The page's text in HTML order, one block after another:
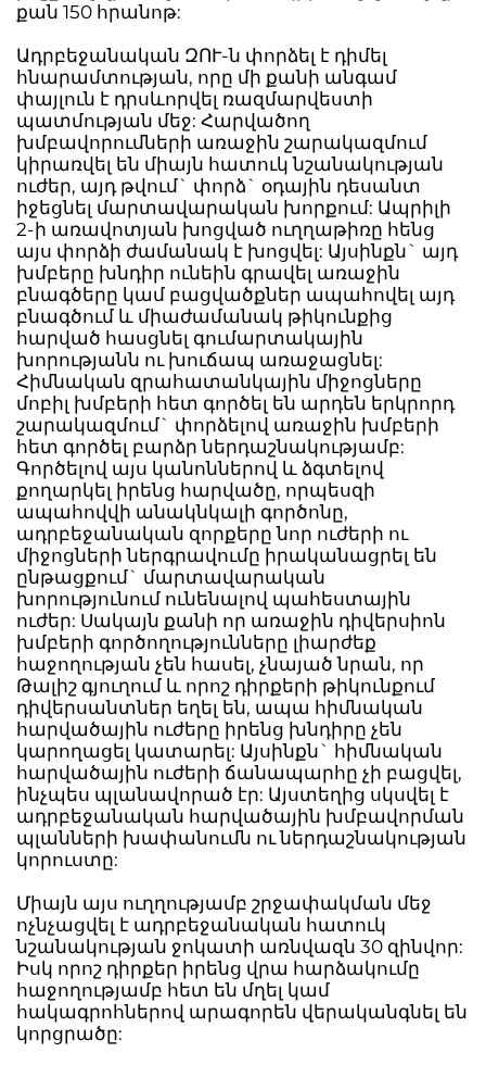
քան 150 հրանոթ:
Ադրբեջանական ԶՈՒ-ն փորձել է դիմել
հնարամտության, որը մի քանի անգամ
փայլուն է դրսևորվել ռազմարվեստի
պատմության մեջ: Հարվածող
խմբավորումների առաջին շարակազմում
կիրառվել են միայն հատուկ նշանակության
ուժեր, այդ թվում` փորձ` օդային դեսանտ
իջեցնել մարտավարական խորքում: Ապրիլի
2-ի առավոտյան խոցված ուղղաթիռը հենց
այս փորձի ժամանակ է խոցվել: Այսինքն` այդ
խմբերը խնդիր ունեին գրավել առաջին
բնագծերը կամ բացվածքներ ապահովել այդ
բնագծում և միաժամանակ թիկունքից
հարված հասցնել գումարտակային
խորությանն ու խուճապ առաջացնել:
Հիմնական զրահատանկային միջոցները
մոբիլ խմբերի հետ գործել են արդեն երկրորդ
շարակազմում` փորձելով առաջին խմբերի
հետ գործել բարձր ներդաշնակությամբ:
Գործելով այս կանոններով և ձգտելով
քողարկել իրենց հարվածը, որպեսզի
ապահովվի անակնկալի գործոնը,
ադրբեջանական զորքերը նոր ուժերի ու
միջոցների ներգրավումը իրականացրել են
ընթացքում` մարտավարական
խորությունում ունենալով պահեստային
ուժեր: Սակայն քանի որ առաջին դիվերսիոն
խմբերի գործողությունները լիարժեք
հաջողության չեն հասել, չնայած նրան, որ
Թալիշ գյուղում և որոշ դիրքերի թիկունքում
դիվերսանտներ եղել են, ապա հիմնական
հարվածային ուժերը իրենց խնդիրը չեն
կարողացել կատարել: Այսինքն` հիմնական
հարվածային ուժերի ճանապարհը չի բացվել,
ինչպես պլանավորած էր: Այստեղից սկսվել է
ադրբեջանական հարվածային խմբավորման
պլանների խափանումն ու ներդաշնակության
կորուստը:
Միայն այս ուղղությամբ շրջափակման մեջ
ոչնչացվել է ադրբեջանական հատուկ
նշանակության ջոկատի առնվազն 30 զինվոր:
Իսկ որոշ դիրքեր իրենց վրա հարձակումը
հաջողությամբ հետ են մղել կամ
հակագրոհներով արագորեն վերականգնել են
կորցրածը: